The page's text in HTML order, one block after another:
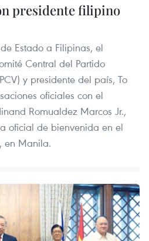
presidente filipino
Estado a Filipinas, el
Central del Partido
y presidente del país, To
oficiales con el
Romualdez Marcos Jr.,
oficial de bienvenida en el
en Manila.